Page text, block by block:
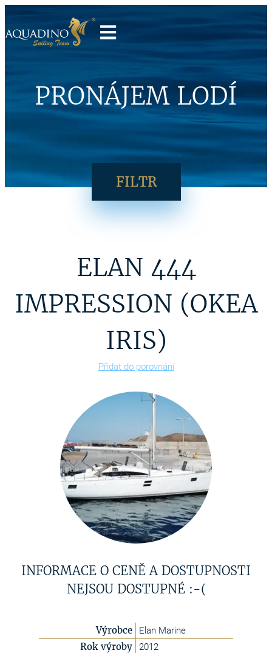
PRONÁJEM LODÍ
FILTR
ELAN 444
IMPRESSION (OKEA
IRIS)
Přidat do porovnání
INFORMACE O CENĚ A DOSTUPNOSTI
NEJSOU DOSTUPNÉ :-(
Výrobce Elan Marine
Rok výroby 2012